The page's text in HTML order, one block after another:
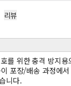
리뷰
를 위한 충격 방지
포장/배송 과정에
니다.